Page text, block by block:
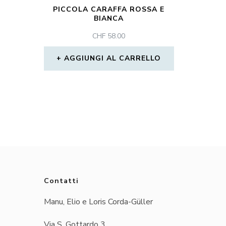
PICCOLA CARAFFA ROSSA E
BIANCA
CHF 58.00
AGGIUNGI AL CARRELLO
Contatti
Manu, Elio e Loris Corda-Güller